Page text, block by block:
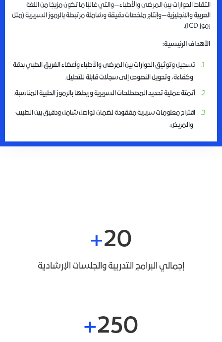
التقاط الحوارات بين المرضى والأطباء—والتي غالبًا ما تكون مزيجًا من اللغة
العربية والإنجليزية—وإنتاج ملخصات دقيقة وشاملة مرتبطة بالرموز السريرية(مثل
رموز
الأهداف الرئيسية:
تسجيل وتوثيق الحوارات بين المرضى والأطباء وأعضاء الفريق الطبي بدقة
وكفاءة، وتحويل النصوص إلى سجلات قابلة للتحليل.
أتمتة عملية تحديد المصطلحات السريرية وربطها بالرموز الطبية المناسبة.
اقتراح معلومات سريرية مفقودة لضمان تواصل شامل ودقيق بين الطبيب
والمريض.
20
إجمالي البرامج التدريبة والجلسات الإرشادية
250